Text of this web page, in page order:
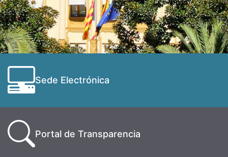
Sede Electrónica
Portal de Transparencia